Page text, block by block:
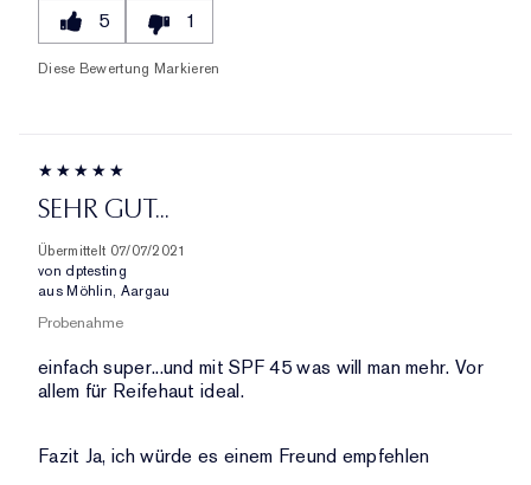
5 1
Diese Bewertung Markieren
SEHR GUT...
Übermittelt 07/07/2021
von dptesting
aus Möhlin, Aargau
Probenahme
einfach super...und mit SPF 45 was will man mehr. Vor
allem für Reifehaut ideal.
Fazit Ja, ich würde es einem Freund empfehlen